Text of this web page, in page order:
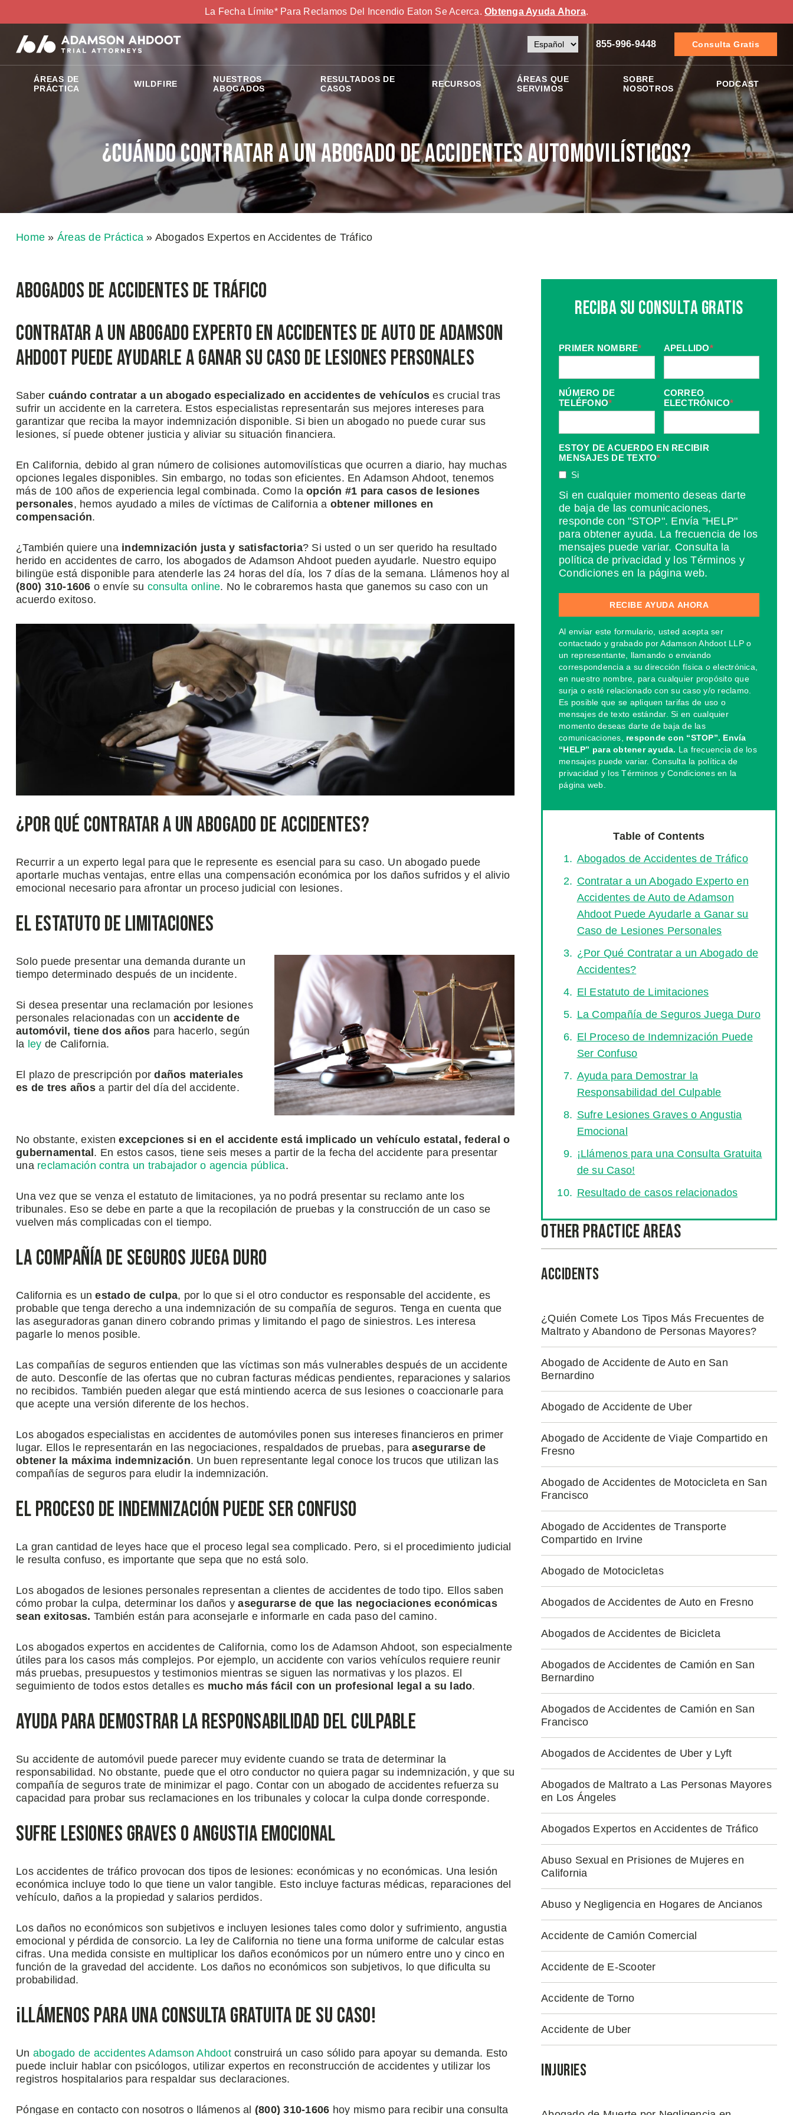
La Fecha Límite* Para Reclamos Del Incendio Eaton Se Acerca.Obtenga Ayuda Ahora.
855-996-9448 Consulta Gratis
ÁREAS DE
PRÁCTICA
WILDFIRE
NUESTROS
ABOGADOS
RESULTADOS DE
CASOS
RECURSOS
ÁREAS QUE
SERVIMOS
SOBRE
NOSOTROS
PODCAST
¿Cuándo Contratar a un Abogado de Accidentes Automovilísticos?
Home » Áreas de Práctica » Abogados Expertos en Accidentes de Tráfico
Abogados de Accidentes de Tráfico
Contratar a un Abogado Experto en Accidentes de Auto de Adamson
Ahdoot Puede Ayudarle a Ganar su Caso de Lesiones Personales
Saber cuándo contratar a un abogado especializado en accidentes de vehículos es crucial tras
sufrir un accidente en la carretera. Estos especialistas representarán sus mejores intereses para
garantizar que reciba la mayor indemnización disponible. Si bien un abogado no puede curar sus
lesiones, sí puede obtener justicia y aliviar su situación financiera.
En California, debido al gran número de colisiones automovilísticas que ocurren a diario, hay muchas
opciones legales disponibles. Sin embargo, no todas son eficientes. En Adamson Ahdoot, tenemos
más de 100 años de experiencia legal combinada. Como la opción #1 para casos de lesiones
personales, hemos ayudado a miles de víctimas de California a obtener millones en
compensación.
¿También quiere una indemnización justa y satisfactoria? Si usted o un ser querido ha resultado
herido en accidentes de carro, los abogados de Adamson Ahdoot pueden ayudarle. Nuestro equipo
bilingüe está disponible para atenderle las 24 horas del día, los 7 días de la semana. Llámenos hoy al
(800) 310-1606 o envíe su consulta online. No le cobraremos hasta que ganemos su caso con un
acuerdo exitoso.
¿Por Qué Contratar a un Abogado de Accidentes?
Recurrir a un experto legal para que le represente es esencial para su caso. Un abogado puede
aportarle muchas ventajas, entre ellas una compensación económica por los daños sufridos y el alivio
emocional necesario para afrontar un proceso judicial con lesiones.
El Estatuto de Limitaciones
Solo puede presentar una demanda durante un
tiempo determinado después de un incidente.
Si desea presentar una reclamación por lesiones
personales relacionadas con un accidente de
automóvil, tiene dos años para hacerlo, según
la ley de California.
El plazo de prescripción pordaños materiales
es de tres años a partir del día del accidente.
No obstante, existenexcepciones si en el accidente está implicado un vehículo estatal, federal o
gubernamental . En estos casos, tiene seis meses a partir de la fecha del accidente para presentar
una reclamación contra un trabajador o agencia pública.
Una vez que se venza el estatuto de limitaciones, ya no podrá presentar su reclamo ante los
tribunales. Eso se debe en parte a que la recopilación de pruebas y la construcción de un caso se
vuelven más complicadas con el tiempo.
La Compañía de Seguros Juega Duro
California es un estado de culpa, por lo que si el otro conductor es responsable del accidente, es
probable que tenga derecho a una indemnización de su compañía de seguros. Tenga en cuenta que
las aseguradoras ganan dinero cobrando primas y limitando el pago de siniestros. Les interesa
pagarle lo menos posible.
Las compañías de seguros entienden que las víctimas son más vulnerables después de un accidente
de auto. Desconfíe de las ofertas que no cubran facturas médicas pendientes, reparaciones y salarios
no recibidos. También pueden alegar que está mintiendo acerca de sus lesiones o coaccionarle para
que acepte una versión diferente de los hechos.
Los abogados especialistas en accidentes de automóviles ponen sus intereses financieros en primer
lugar. Ellos le representarán en las negociaciones, respaldados de pruebas, paraasegurarse de
obtener la máxima indemnización. Un buen representante legal conoce los trucos que utilizan las
compañías de seguros para eludir la indemnización.
El Proceso de Indemnización Puede Ser Confuso
La gran cantidad de leyes hace que el proceso legal sea complicado. Pero, si el procedimiento judicial
le resulta confuso, es importante que sepa que no está solo.
Los abogados de lesiones personales representan a clientes de accidentes de todo tipo. Ellos saben
cómo probar la culpa, determinar los daños yasegurarse de que las negociaciones económicas
sean exitosas. También están para aconsejarle e informarle en cada paso del camino.
Los abogados expertos en accidentes de California, como los de Adamson Ahdoot, son especialmente
útiles para los casos más complejos. Por ejemplo, un accidente con varios vehículos requiere reunir
más pruebas, presupuestos y testimonios mientras se siguen las normativas y los plazos. El
seguimiento de todos estos detalles es mucho más fácil con un profesional legal a su lado.
Ayuda para Demostrar la Responsabilidad del Culpable
Su accidente de automóvil puede parecer muy evidente cuando se trata de determinar la
responsabilidad. No obstante, puede que el otro conductor no quiera pagar su indemnización, y que su
compañía de seguros trate de minimizar el pago. Contar con un abogado de accidentes refuerza su
capacidad para probar sus reclamaciones en los tribunales y colocar la culpa donde corresponde.
Sufre Lesiones Graves o Angustia Emocional
Los accidentes de tráfico provocan dos tipos de lesiones: económicas y no económicas. Una lesión
económica incluye todo lo que tiene un valor tangible. Esto incluye facturas médicas, reparaciones del
vehículo, daños a la propiedad y salarios perdidos.
Los daños no económicos son subjetivos e incluyen lesiones tales como dolor y sufrimiento, angustia
emocional y pérdida de consorcio. La ley de California no tiene una forma uniforme de calcular estas
cifras. Una medida consiste en multiplicar los daños económicos por un número entre uno y cinco en
función de la gravedad del accidente. Los daños no económicos son subjetivos, lo que dificulta su
probabilidad.
¡Llámenos para una Consulta Gratuita de su Caso!
Un abogado de accidentes Adamson Ahdootconstruirá un caso sólido para apoyar su demanda. Esto
puede incluir hablar con psicólogos, utilizar expertos en reconstrucción de accidentes y utilizar los
registros hospitalarios para respaldar sus declaraciones.
Póngase en contacto con nosotros o llámenos al (800)310-1606 hoy mismo para recibir una consulta
Reciba Su Consulta Gratis
PRIMER NOMBRE* APELLIDO*
NÚMERO DE
TELÉFONO*
CORREO
ELECTRÓNICO*
ESTOY DE ACUERDO EN RECIBIR
MENSAJES DE TEXTO*
Si
Si en cualquier momento deseas darte
de baja de las comunicaciones,
responde con "STOP". Envía "HELP"
para obtener ayuda. La frecuencia de los
mensajes puede variar. Consulta la
política de privacidad y los Términos y
Condiciones en la página web.
Al enviar este formulario, usted acepta ser
contactado y grabado por Adamson Ahdoot LLP o
un representante, llamando o enviando
correspondencia a su dirección física o electrónica,
en nuestro nombre, para cualquier propósito que
surja o esté relacionado con su caso y/o reclamo.
Es posible que se apliquen tarifas de uso o
mensajes de texto estándar. Si en cualquier
momento deseas darte de baja de las
comunicaciones, responde con “STOP”. Envía
“HELP” para obtener ayuda. La frecuencia de los
mensajes puede variar. Consulta la política de
privacidad y los Términos y Condiciones en la
página web.
Table of Contents
Abogados de Accidentes de Tráfico
Contratar a un Abogado Experto en
Accidentes de Auto de Adamson
Ahdoot Puede Ayudarle a Ganar su
Caso de Lesiones Personales
¿Por Qué Contratar a un Abogado de
Accidentes?
El Estatuto de Limitaciones
La Compañía de Seguros Juega Duro
El Proceso de Indemnización Puede
Ser Confuso
Ayuda para Demostrar la
Responsabilidad del Culpable
Sufre Lesiones Graves o Angustia
Emocional
¡Llámenos para una Consulta Gratuita
de su Caso!
Resultado de casos relacionados
Other Practice Areas
Accidents
¿Quién Comete Los Tipos Más Frecuentes de
Maltrato y Abandono de Personas Mayores?
Abogado de Accidente de Auto en San
Bernardino
Abogado de Accidente de Uber
Abogado de Accidente de Viaje Compartido en
Fresno
Abogado de Accidentes de Motocicleta en San
Francisco
Abogado de Accidentes de Transporte
Compartido en Irvine
Abogado de Motocicletas
Abogados de Accidentes de Auto en Fresno
Abogados de Accidentes de Bicicleta
Abogados de Accidentes de Camión en San
Bernardino
Abogados de Accidentes de Camión en San
Francisco
Abogados de Accidentes de Uber y Lyft
Abogados de Maltrato a Las Personas Mayores
en Los Ángeles
Abogados Expertos en Accidentes de Tráfico
Abuso Sexual en Prisiones de Mujeres en
California
Abuso y Negligencia en Hogares de Ancianos
Accidente de Camión Comercial
Accidente de E-Scooter
Accidente de Torno
Accidente de Uber
Injuries